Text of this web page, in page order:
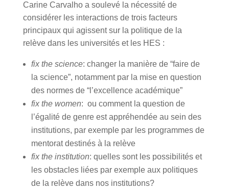
Carine Carvalho a soulevé la nécessité de
considérer les interactions de trois facteurs
principaux qui agissent sur la politique de la
relève dans les universités et les HES :
fix the science: changer la manière de “faire de
la science”, notamment par la mise en question
des normes de “l’excellence académique”
fix the women: ou comment la question de
l’égalité de genre est appréhendée au sein des
institutions, par exemple par les programmes de
mentorat destinés à la relève
fix the institution: quelles sont les possibilités et
les obstacles liées par exemple aux politiques
de la relève dans nos institutions?